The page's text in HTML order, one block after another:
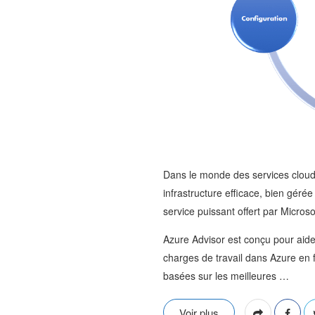
Dans le monde des services
infrastructure efficace, bien
service puissant offert par
Azure Advisor est conçu pour
charges de travail dans Azure
basées sur les meilleures …